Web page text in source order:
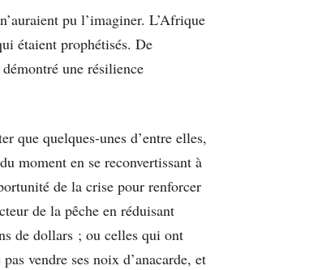
pu l’imaginer. L’Afrique
étaient prophétisés. De
une résilience
que quelques-unes d’entre elles,
moment en se reconvertissant à
de la crise pour renforcer
de la pêche en réduisant
de dollars ; ou celles qui ont
vendre ses noix d’anacarde, et